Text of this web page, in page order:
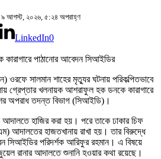
৯ আগস্ট, ২০২৬, ৫:২৪ অপরাহ্ণ
LinkedIn0
ওরফে সালমান শাহের মৃত্যুর ঘটনায় পরিকল্পিতভাবে
গ্রেপ্তার খলনায়ক আশরাফুল হক ডনকে কারাগারে
অপরাধ তদন্ত বিভাগ (সিআইডি)।
হাজির করা হয়। পরে তাকে ঢাকার চিফ
আদালতের হাজতখানায় রাখা হয়। তার বিরুদ্ধে
সিআইডির পরিদর্শক আরিফুর রহমান। এ বিষয়ে
রানার আদালতে শুনানি হওয়ার কথা রয়েছে।